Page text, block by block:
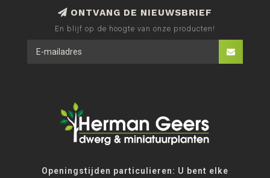
ONTVANG DE NIEUWSBRIEF
En blijf op de hoogte van onze producten!
Openingstijden particulieren: U bent elke